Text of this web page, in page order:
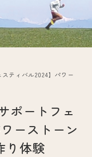
ティバル2024】パワー
ポートフェ
ーストーン
り体験